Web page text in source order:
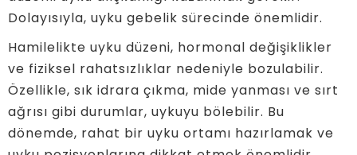
Dolayısıyla, uyku gebelik sürecinde önemlidir.
Hamilelikte uyku düzeni, hormonal değişiklikler
ve fiziksel rahatsızlıklar nedeniyle bozulabilir.
Özellikle, sık idrara çıkma, mide yanması ve sırt
ağrısı gibi durumlar, uykuyu bölebilir. Bu
dönemde, rahat bir uyku ortamı hazırlamak ve